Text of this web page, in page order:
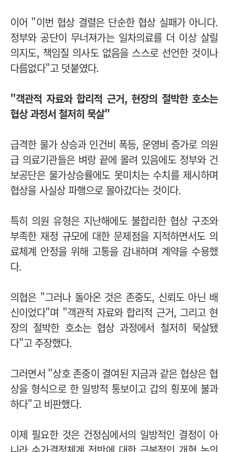
이어 "이번 협상 결렬은 단순한 협상 실패가 아니다.
정부와 공단이 무너져가는 일차의료를 더 이상 살릴
의지도, 책임질 의사도 없음을 스스로 선언한 것이나
다름없다"고 덧붙였다.
"객관적 자료와 합리적 근거, 현장의 절박한 호소는
협상 과정서 철저히 묵살"
급격한 물가 상승과 인건비 폭등, 운영비 증가로 의원
급 의료기관들은 벼랑 끝에 몰려 있음에도 정부와 건
보공단은 물가상승률에도 못미치는 수치를 제시하며
협상을 사실상 파행으로 몰아갔다는 것이다.
특히 의원 유형은 지난해에도 불합리한 협상 구조와
부족한 재정 규모에 대한 문제점을 지적하면서도 의
료체계 안정을 위해 고통을 감내하며 계약을 수용했
다.
의협은 "그러나 돌아온 것은 존중도, 신뢰도 아닌 배
신이었다"며 "객관적 자료와 합리적 근거, 그리고 현
장의 절박한 호소는 협상 과정에서 철저히 묵살됐
다"고 주장했다.
그러면서 "상호 존중이 결여된 지금과 같은 협상은 협
상을 형식으로 한 일방적 통보이고 갑의 횡포에 불과
하다"고 비판했다.
이제 필요한 것은 건정심에서의 일방적인 결정이 아